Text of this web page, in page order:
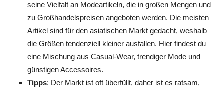
seine Vielfalt an Modeartikeln, die in großen Mengen und
zu Großhandelspreisen angeboten werden. Die meisten
Artikel sind für den asiatischen Markt gedacht, weshalb
die Größen tendenziell kleiner ausfallen. Hier findest du
eine Mischung aus Casual-Wear, trendiger Mode und
günstigen Accessoires.
Tipps: Der Markt ist oft überfüllt, daher ist es ratsam,